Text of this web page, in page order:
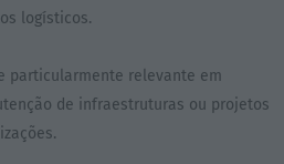
logísticos.
particularmente relevante em
de infraestruturas ou projetos